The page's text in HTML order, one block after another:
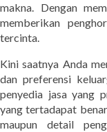
makna. Dengan
memberikan
tercinta.
Kini saatnya Anda
dan preferensi
penyedia jasa yang
yang tertadapat
maupun detail